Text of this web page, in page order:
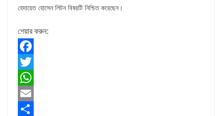
হেদায়েত হোসেন লিটন বিষয়টি নিশ্চিত করেছেন।
শেয়ার করুন:
F
a
c
e
T
w
W
hE